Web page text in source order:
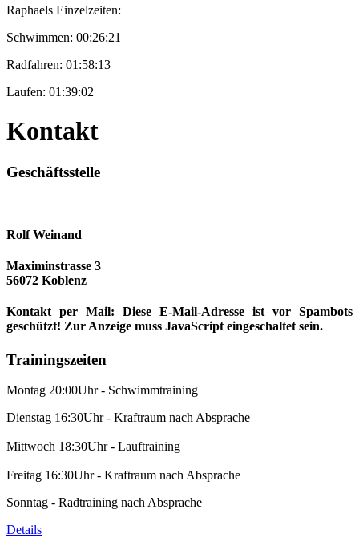
Raphaels Einzelzeiten:
Schwimmen: 00:26:21
Radfahren: 01:58:13
Laufen: 01:39:02
Kontakt
Geschäftsstelle
Rolf Weinand
Maximinstrasse 3
56072 Koblenz
Kontakt per Mail: Diese E-Mail-Adresse ist vor Spambots
geschützt! Zur Anzeige muss JavaScript eingeschaltet sein.
Trainingszeiten
Montag 20:00Uhr - Schwimmtraining
Dienstag 16:30Uhr - Kraftraum nach Absprache
Mittwoch 18:30Uhr - Lauftraining
Freitag 16:30Uhr - Kraftraum nach Absprache
Sonntag - Radtraining nach Absprache
Details